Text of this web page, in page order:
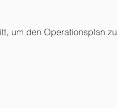
um den Operationsplan